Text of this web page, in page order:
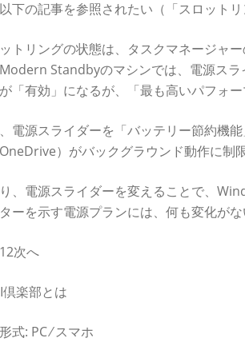
下の記事を参照されたい（「スロット
トリングの状態は、タスクマネージャ
Standbyのマシンでは、電源ス
「有効」になるが、「最も高いパフォ
電源スライダーを「バッテリー節約機
）がバックグラウンド動作に制
、電源スライダーを変えることで、
ーを示す電源プランには、何も変化がな
次へ
倶楽部とは
式: PC ⁄ スマホ